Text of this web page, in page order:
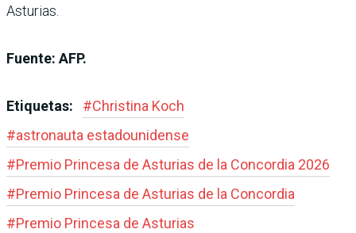
Asturias.
Fuente: AFP.
Etiquetas: #Christina Koch
#astronauta estadounidense
#Premio Princesa de Asturias de la Concordia 2026
#Premio Princesa de Asturias de la Concordia
#Premio Princesa de Asturias